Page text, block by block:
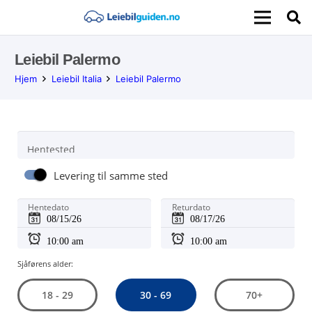
Leiebil Palermo
Hjem Leiebil Italia Leiebil Palermo
Hentested
Levering til samme sted
Hentedato Returdato
Sjåførens alder:
18 - 29 30 - 69 70+